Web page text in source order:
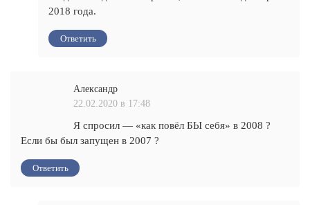
2018 года.
Ответить
Александр
22.02.2020 в 17:48
Я спросил — «как повёл БЫ себя» в 2008 ?
Если бы был запущен в 2007 ?
Ответить